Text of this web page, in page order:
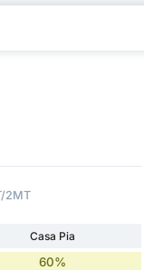
2MT
Casa Pia
60%